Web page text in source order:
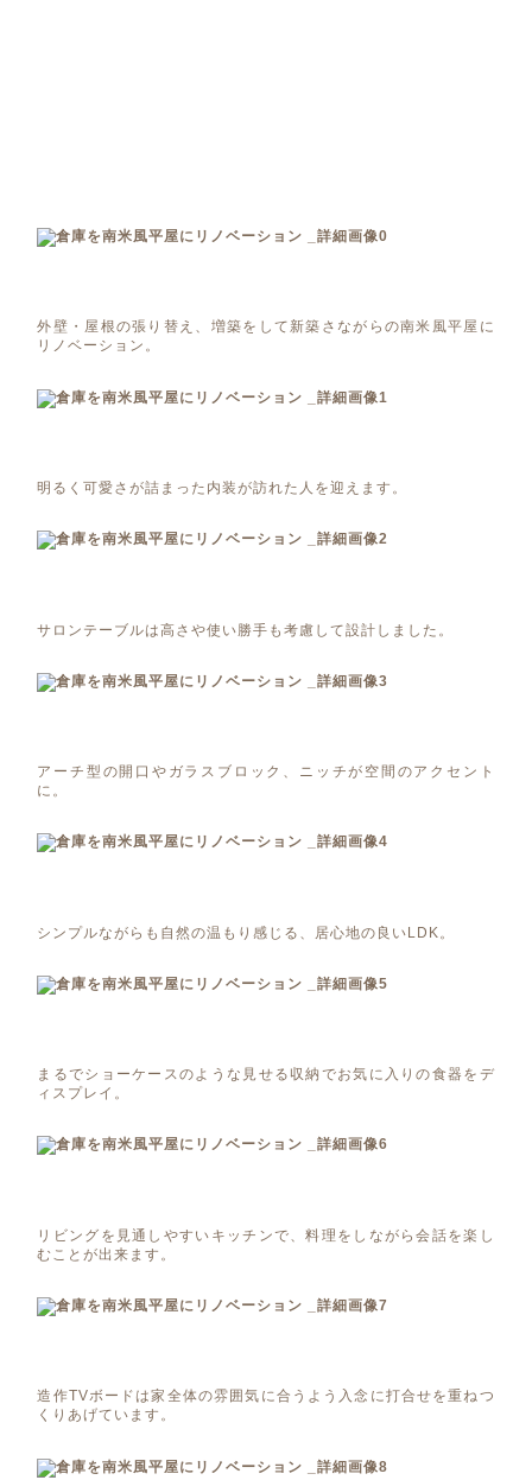
外壁・屋根の張り替え、増築をして新築さながらの南米風平屋に
リノベーション。
明るく可愛さが詰まった内装が訪れた人を迎えます。
サロンテーブルは高さや使い勝手も考慮して設計しました。
アーチ型の開口やガラスブロック、ニッチが空間のアクセント
に。
シンプルながらも自然の温もり感じる、居心地の良いLDK。
まるでショーケースのような見せる収納でお気に入りの食器をデ
ィスプレイ。
リビングを見通しやすいキッチンで、料理をしながら会話を楽し
むことが出来ます。
造作TVボードは家全体の雰囲気に合うよう入念に打合せを重ねつ
くりあげています。